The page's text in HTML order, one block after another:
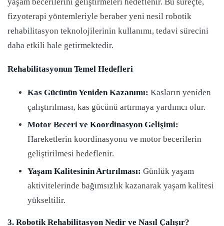
yaşam becerilerini geliştirmeleri hedeflenir. Bu süreçte,
fizyoterapi yöntemleriyle beraber yeni nesil robotik
rehabilitasyon teknolojilerinin kullanımı, tedavi sürecini
daha etkili hale getirmektedir.
Rehabilitasyonun Temel Hedefleri
Kas Gücünün Yeniden Kazanımı: Kasların yeniden
çalıştırılması, kas gücünü artırmaya yardımcı olur.
Motor Beceri ve Koordinasyon Gelişimi:
Hareketlerin koordinasyonu ve motor becerilerin
geliştirilmesi hedeflenir.
Yaşam Kalitesinin Artırılması: Günlük yaşam
aktivitelerinde bağımsızlık kazanarak yaşam kalitesi
yükseltilir.
3. Robotik Rehabilitasyon Nedir ve Nasıl Çalışır?